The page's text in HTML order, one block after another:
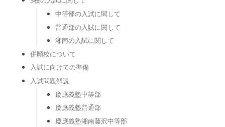
中等部の入試に関して
普通部の入試に関して
湘南の入試に関して
併願校について
入試に向けての準備
入試問題解説
慶應義塾中等部
慶應義塾普通部
慶應義塾湘南藤沢中等部